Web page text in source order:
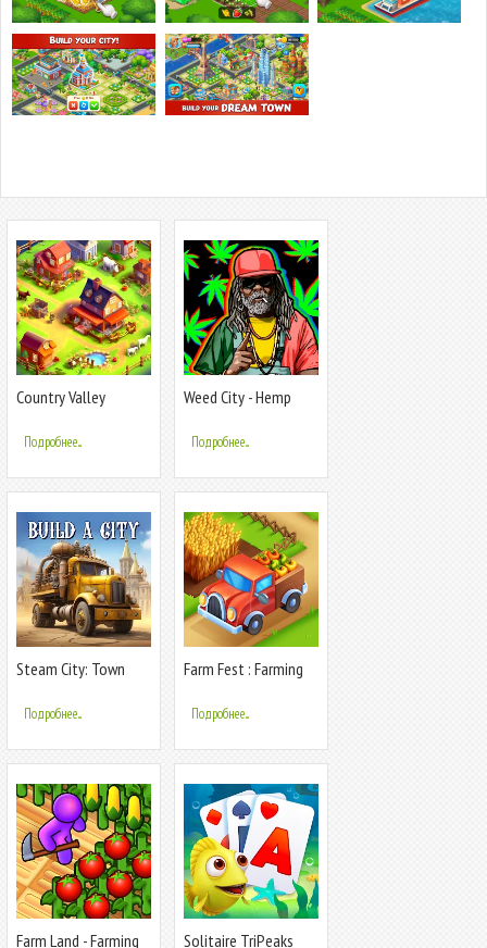
Country Valley
Подробнее...
Weed City - Hemp
Подробнее...
Steam City: Town
Подробнее...
Farm Fest : Farming
Подробнее...
Farm Land - Farming
Solitaire TriPeaks